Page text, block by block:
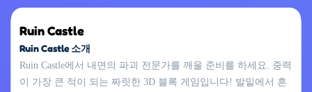
Ruin Castle
Ruin Castle 소개
Ruin Castle에서 내면의 파괴 전문가를 깨울 준비를 하세요. 중력
이 가장 큰 적이 되는 짜릿한 3D 블록 게임입니다! 발밑에서 흔